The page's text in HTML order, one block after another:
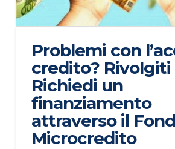
Problemi con
credito? Rivolgiti
Richiedi un
finanziamento
attraverso il
Microcredito